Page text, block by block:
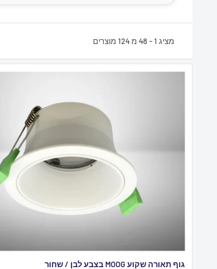
מציג 1 - 48 מ 124 מוצרים
גוף תאורה שקוע MOOG בצבע לבן / שחור